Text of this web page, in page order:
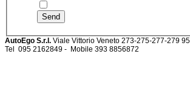
Send
AutoEgo S.r.l. Viale Vittorio Veneto 273-275-277-279
Tel 095 2162849 - Mobile 393